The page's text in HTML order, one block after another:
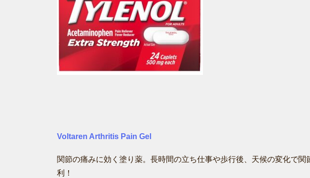
Voltaren Arthritis Pain Gel
関節の痛みに効く塗り薬。長時間の立ち仕事や歩行後、天候の変化で関
利！